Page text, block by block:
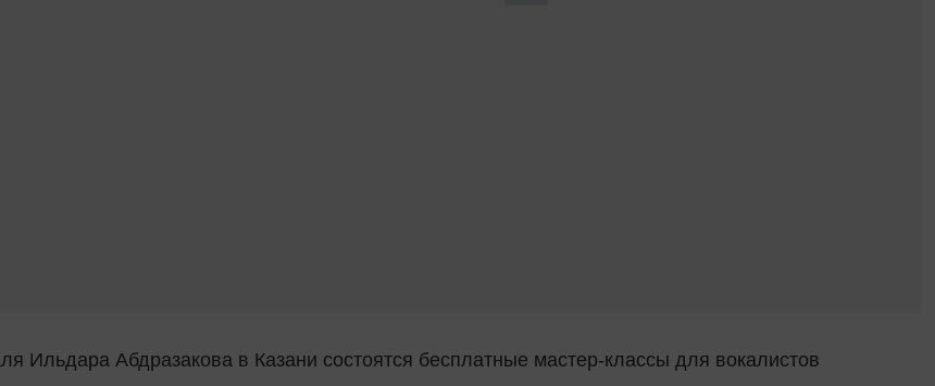
Ильдара Абдразакова в Казани состоятся бесплатные мастер-классы для вокалистов